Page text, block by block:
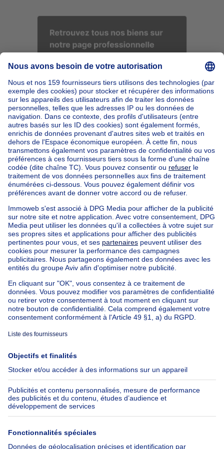
Accueil Belgique
Bruxelles (province)
Bruxelles (arrondissement)
Acheter votre immeuble à appartements à Bruxelles
Nos maisons hors de la Belgique
Maison à vendre France
Maison à vendre Espagne
Maison à vendre Pays-bas
Nos biens pas chèrsMaison à vendre pas cher
Appartements à louer pas cher
Nos biens à louer avec chambres
Maison à vendre avec 3 chambres
Maison à louer avec 3 chambres
Appartement à louer avec 3 chambres Bruxelles-ville
À propos
Presse
Crédit hypothécaire avec